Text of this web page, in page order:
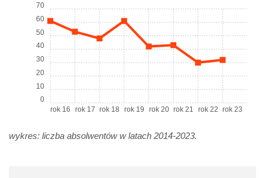
rok 16 rok 17 rok 18 rok 19 rok 20 rok 21 rok 22 rok 23
0
10
20
30
40
50
60
70
wykres: liczba absolwentów w latach 2014-2023.